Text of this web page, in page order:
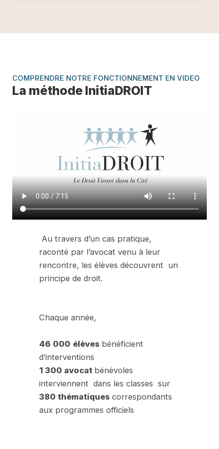
COMPRENDRE NOTRE FONCTIONNEMENT EN VIDEO
La méthode InitiaDROIT
Au travers d’un cas pratique,
raconté par l’avocat venu à leur
rencontre, les élèves découvrent un
principe de droit.
Chaque année,
46 000 élèves bénéficient
d’interventions
1 300 avocat bénévoles
interviennent dans les classes sur
380 thématiquescorrespondants
aux programmes officiels